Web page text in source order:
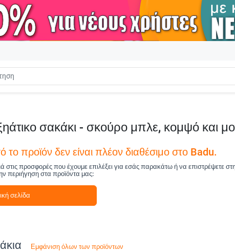
σακάκι - σκούρο μπλε, κομψό και
προϊόν δεν είναι πλέον διαθέσιμο στο Badu.
στις προσφορές που έχουμε επιλέξει για εσάς παρακάτω ή να επιστρέψετε
περιήγηση στα προϊόντα μας:
σελίδα
Εμφάνιση όλων των προϊόντων